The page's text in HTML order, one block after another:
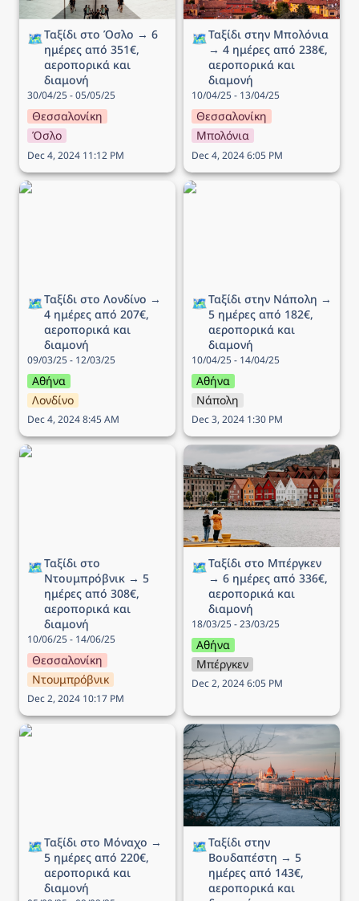
🗺️Ταξίδι στο Όσλο → 6
ημέρες από 351€,
αεροπορικά και
διαμονή
30/04/25 - 05/05/25
Θεσσαλονίκη
Όσλο
Dec 4, 2024 11:12 PM
🗺️Ταξίδι στην Μπολόνια
→ 4 ημέρες από 238€,
αεροπορικά και
διαμονή
10/04/25 - 13/04/25
Θεσσαλονίκη
Μπολόνια
Dec 4, 2024 6:05 PM
Ταξίδι στο Λονδίνο → 4
🗺️Ταξίδι στο Λονδίνο →
4 ημέρες από 207€,
αεροπορικά και
διαμονή
09/03/25 - 12/03/25
Αθήνα
Λονδίνο
Dec 4, 2024 8:45 AM
Ταξίδι στην Νάπολη → 5
🗺️Ταξίδι στην Νάπολη →
5 ημέρες από 182€,
αεροπορικά και
διαμονή
10/04/25 - 14/04/25
Αθήνα
Νάπολη
Dec 3, 2024 1:30 PM
Ταξίδι στο Ντουμπρόβνικ
🗺️Ταξίδι στο
Ντουμπρόβνικ → 5
ημέρες από 308€,
αεροπορικά και
διαμονή
10/06/25 - 14/06/25
Θεσσαλονίκη
Ντουμπρόβνικ
Dec 2, 2024 10:17 PM
Ταξίδι στo Μπέργκεν → 6
ημέρες από 336€,
αεροπορικά και διαμονή
🗺️Ταξίδι στo Μπέργκεν
→ 6 ημέρες από 336€,
αεροπορικά και
διαμονή
18/03/25 - 23/03/25
Αθήνα
Μπέργκεν
Dec 2, 2024 6:05 PM
Ταξίδι στο Μόναχο → 5
🗺️Ταξίδι στο Μόναχο →
5 ημέρες από 220€,
αεροπορικά και
διαμονή
Ταξίδι στην Βουδαπέστη
→ 5 ημέρες από 143€,
αεροπορικά και διαμονή
🗺️Ταξίδι στην
Βουδαπέστη → 5
ημέρες από 143€,
αεροπορικά και